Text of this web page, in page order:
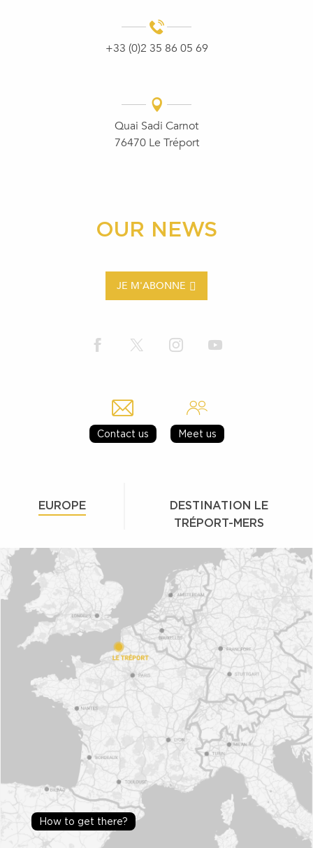
+33 (0)2 35 86 05 69
Quai Sadi Carnot
76470 Le Tréport
OUR NEWS
JE M'ABONNE
Contact us Meet us
EUROPE
DESTINATION LE
TRÉPORT-MERS
How to get there?